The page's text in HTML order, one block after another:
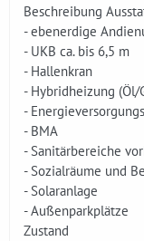
Beschreibung
- ebenerdige
- UKB ca. bis 6,5 m
- Hallenkran
- Hybridheizung (Öl/
-
- BMA
- Sanitärbereiche
- Sozialräume und
- Solaranlage
- Außenparkplätze
Zustand